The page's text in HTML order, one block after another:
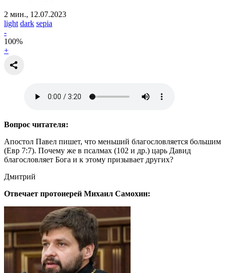
2 мин., 12.07.2023
light dark sepia
-
100%
+
Вопрос читателя:
Апостол Павел пишет, что меньший благословляется большим
(Евр 7:7). Почему же в псалмах (102 и др.) царь Давид
благословляет Бога и к этому призывает других?
Дмитрий
Отвечает протоиерей Михаил Самохин: